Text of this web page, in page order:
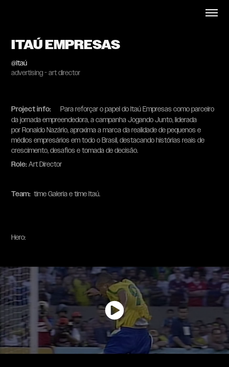
ITAÚ EMPRESAS
@Itaú
advertising - art director
Project info:
Para reforçar o papel do Itaú Empresas como parceiro
da jornada empreendedora, a campanha Jogando Junto, liderada
por Ronaldo Nazário, aproxima a marca da realidade de pequenos e
médios empresários em todo o Brasil, destacando histórias reais de
crescimento, desafios e tomada de decisão.
Role:Art Director
Team: ​​​​​​​ time Galeria e time Itaú.
Hero: